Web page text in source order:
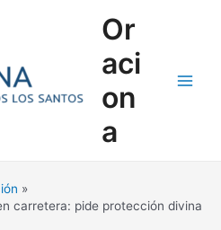
Or
aci
on
a
carretera: pide protección divina